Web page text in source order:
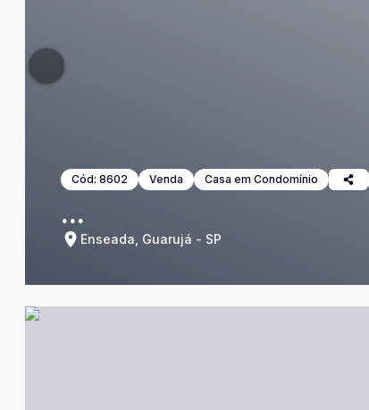
Cód: 8602 Venda Casa em Condomínio
...
Enseada, Guarujá - SP